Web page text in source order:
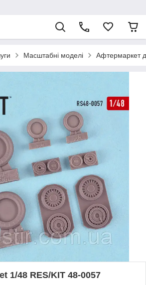
Масштабні моделі Афтермаркет
1/48 RES/KIT 48-0057